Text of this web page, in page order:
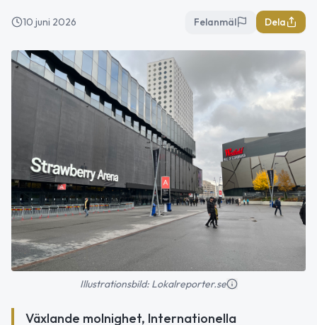
10 juni 2026 Felanmäl Dela
Illustrationsbild: Lokalreporter.se
Växlande molnighet, Internationella